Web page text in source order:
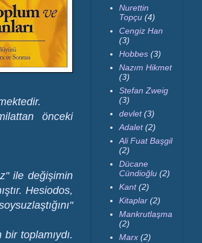
önceki
ile değişimin
Hesiodos,
toplamıydı.
Nurettin
Topçu (4)
Cengiz Han
(3)
Hobbes (3)
Nazım Hikmet
(3)
Stefan Zweig
(3)
devlet (3)
Adalet (2)
Ali Fuat Başgil
(2)
Dücane
Cündioğlu (2)
Kant (2)
Kitaplar (2)
Mankrutlaşma
(2)
Marx (2)